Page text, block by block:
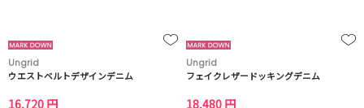
Ungrid
ウエストベルトデザインデニム
16,720 円
Ungrid
フェイクレザードッキングデニム
18,480 円